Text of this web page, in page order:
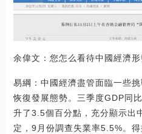
余偉文：您怎么看待中國經濟形
易綱：中國經濟盡管面臨一些
恢復發展態勢。三季度GDP同
升了3.5個百分點，充分顯示出
定，9月份調查失業率5.5%。